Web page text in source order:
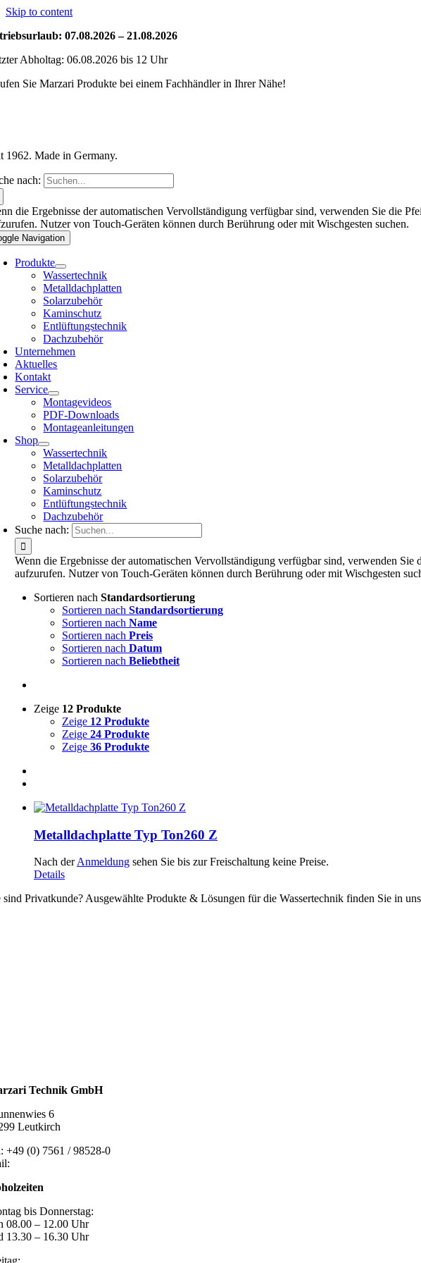
Skip to content
07.08.2026 – 21.08.2026
Abholtag: 06.08.2026 bis 12 Uhr
Sie Marzari Produkte bei einem Fachhändler in Ihrer Nähe!
1962. Made in Germany.
nach:
die Ergebnisse der automatischen Vervollständigung verfügbar sind, verwenden Sie die
Nutzer von Touch-Geräten können durch Berührung oder mit Wischgesten suchen.
Navigation
Produkte
Wassertechnik
Metalldachplatten
Solarzubehör
Kaminschutz
Entlüftungstechnik
Dachzubehör
Unternehmen
Aktuelles
Kontakt
Service
Montagevideos
PDF-Downloads
Montageanleitungen
Shop
Wassertechnik
Metalldachplatten
Solarzubehör
Kaminschutz
Entlüftungstechnik
Dachzubehör
Suche nach:
Wenn die Ergebnisse der automatischen Vervollständigung verfügbar sind, verwenden
aufzurufen. Nutzer von Touch-Geräten können durch Berührung oder mit Wischgesten
Sortieren nach Standardsortierung
Sortieren nach Standardsortierung
Sortieren nach Name
Sortieren nach Preis
Sortieren nach Datum
Sortieren nach Beliebtheit
Zeige 12 Produkte
Zeige 12 Produkte
Zeige 24 Produkte
Zeige 36 Produkte
Metalldachplatte Typ Ton260 Z
Nach derAnmeldung sehen Sie bis zur Freischaltung keine Preise.
Details
sind Privatkunde? Ausgewählte Produkte & Lösungen für die Wassertechnik finden Sie in
Technik GmbH
6
Leutkirch
+49 (0) 7561 / 98528-0
bis Donnerstag:
08.00 – 12.00 Uhr
13.30 – 16.30 Uhr